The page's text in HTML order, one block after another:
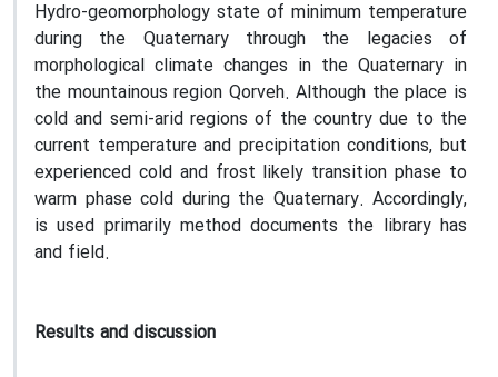
Hydro-geomorphology state of minimum temperature
during the Quaternary through the legacies of
morphological climate changes in the Quaternary in
the mountainous region Qorveh. Although the place is
cold and semi-arid regions of the country due to the
current temperature and precipitation conditions, but
experienced cold and frost likely transition phase to
warm phase cold during the Quaternary. Accordingly,
is used primarily method documents the library has
and field.
Results and discussion